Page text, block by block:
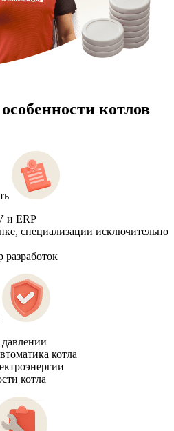
котлов
и ERP
специализации исключительно
разработок
котла
котла